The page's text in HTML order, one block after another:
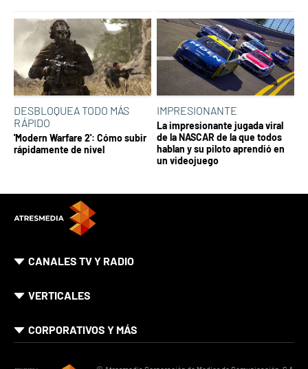
DESBLOQUEA TODO MÁS
RÁPIDO
'Modern Warfare 2': Cómo subir
rápidamente de nivel
IMPRESIONANTE
La impresionante jugada viral
de la NASCAR de la que todos
hablan y su piloto aprendió en
un videojuego
CANALES TV Y RADIO
VERTICALES
CORPORATIVOS Y MÁS